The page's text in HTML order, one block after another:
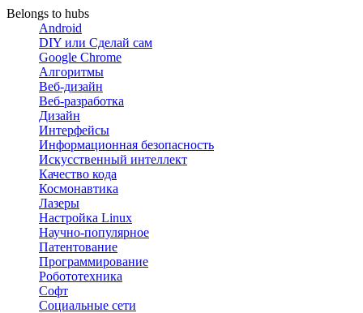
Belongs to hubs
Android
DIY или Сделай сам
Google Chrome
Алгоритмы
Веб-дизайн
Веб-разработка
Дизайн
Интерфейсы
Информационная безопасность
Искусственный интеллект
Качество кода
Космонавтика
Лазеры
Настройка Linux
Научно-популярное
Патентование
Программирование
Робототехника
Софт
Социальные сети